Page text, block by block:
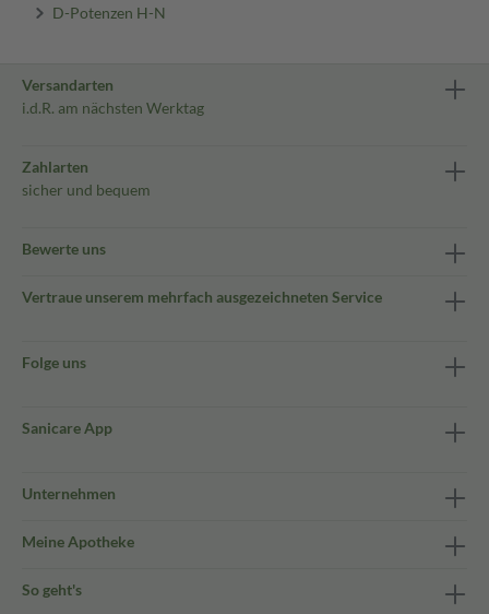
D-Potenzen H-N
Versandarten
i.d.R. am nächsten Werktag
Zahlarten
sicher und bequem
Bewerte uns
Vertraue unserem mehrfach ausgezeichneten Service
Folge uns
Sanicare App
Unternehmen
Meine Apotheke
So geht's